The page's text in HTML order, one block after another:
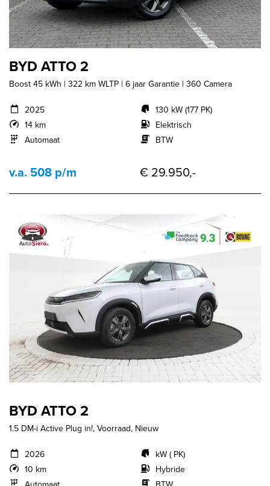
BYD ATTO 2
Boost 45 kWh | 322 km WLTP | 6 jaar Garantie | 360 Camera
2025
14 km
Automaat
130 kW (177 PK)
Elektrisch
BTW
v.a. 508 p/m € 29.950,-
BYD ATTO 2
1.5 DM-i Active Plug in!, Voorraad, Nieuw
2026
10 km
kW ( PK)
Hybride